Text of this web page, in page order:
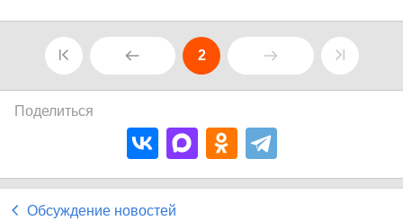
2
Поделиться
Обсуждение новостей